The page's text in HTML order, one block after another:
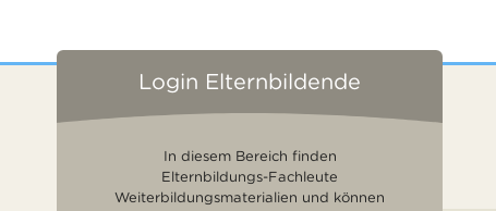
Login Elternbildende
In diesem Bereich finden
Elternbildungs-Fachleute
Weiterbildungsmaterialien und können